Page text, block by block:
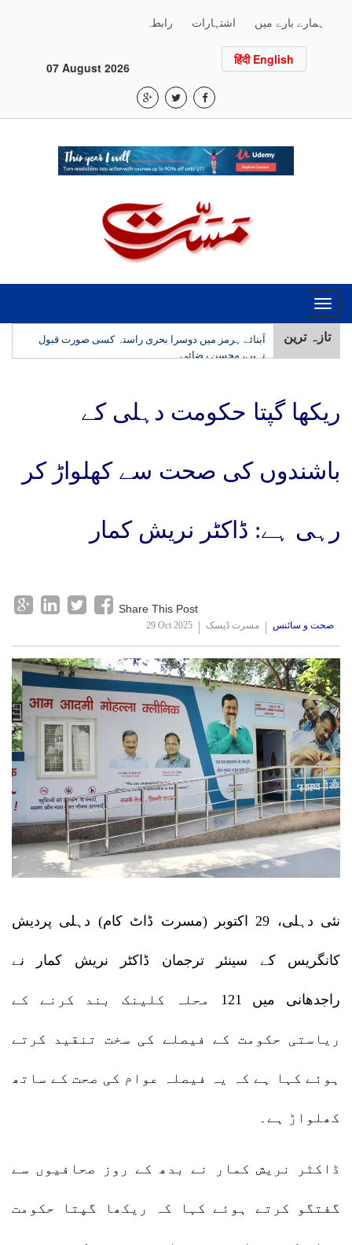
ہمارے بارے میں اشتہارات رابطہ
07 August 2026
हिंदी English
Toggle
navigation
تازہ ترین
ایران عمان مفاہمت کا مطلب ہرمز مکمل کھولنا نہیں،
آبنائے ہرمز میں دوسرا بحری راستہ کسی صورت قبول
نہیں، محسن رضائی
ریکھا گپتا حکومت دہلی کے
باشندوں کی صحت سے کھلواڑ کر
رہی ہے: ڈاکٹر نریش کمار
Share This Post
29 Oct 2025 مسرت ڈیسک صحت و سائنس
نئی دہلی، 29 اکتوبر (مسرت ڈاٹ کام) دہلی پردیش
کانگریس کے سینئر ترجمان ڈاکٹر نریش کمار نے
راجدھانی میں 121 محلہ کلینک بند کرنے کے
ریاستی حکومت کے فیصلے کی سخت تنقید کرتے
ہوئے کہا ہے کہ یہ فیصلہ عوام کی صحت کے ساتھ
کھلواڑ ہے۔
ڈاکٹر نریش کمار نے بدھ کے روز صحافیوں سے
گفتگو کرتے ہوئے کہا کہ ریکھا گپتا حکومت